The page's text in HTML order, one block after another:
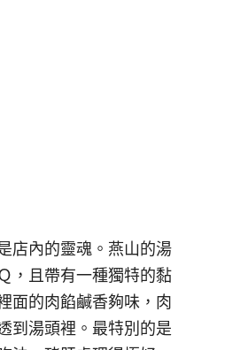
店內的靈魂。燕山的湯
，且帶有一種獨特的黏
面的肉餡鹹香夠味，肉
到湯頭裡。最特別的是